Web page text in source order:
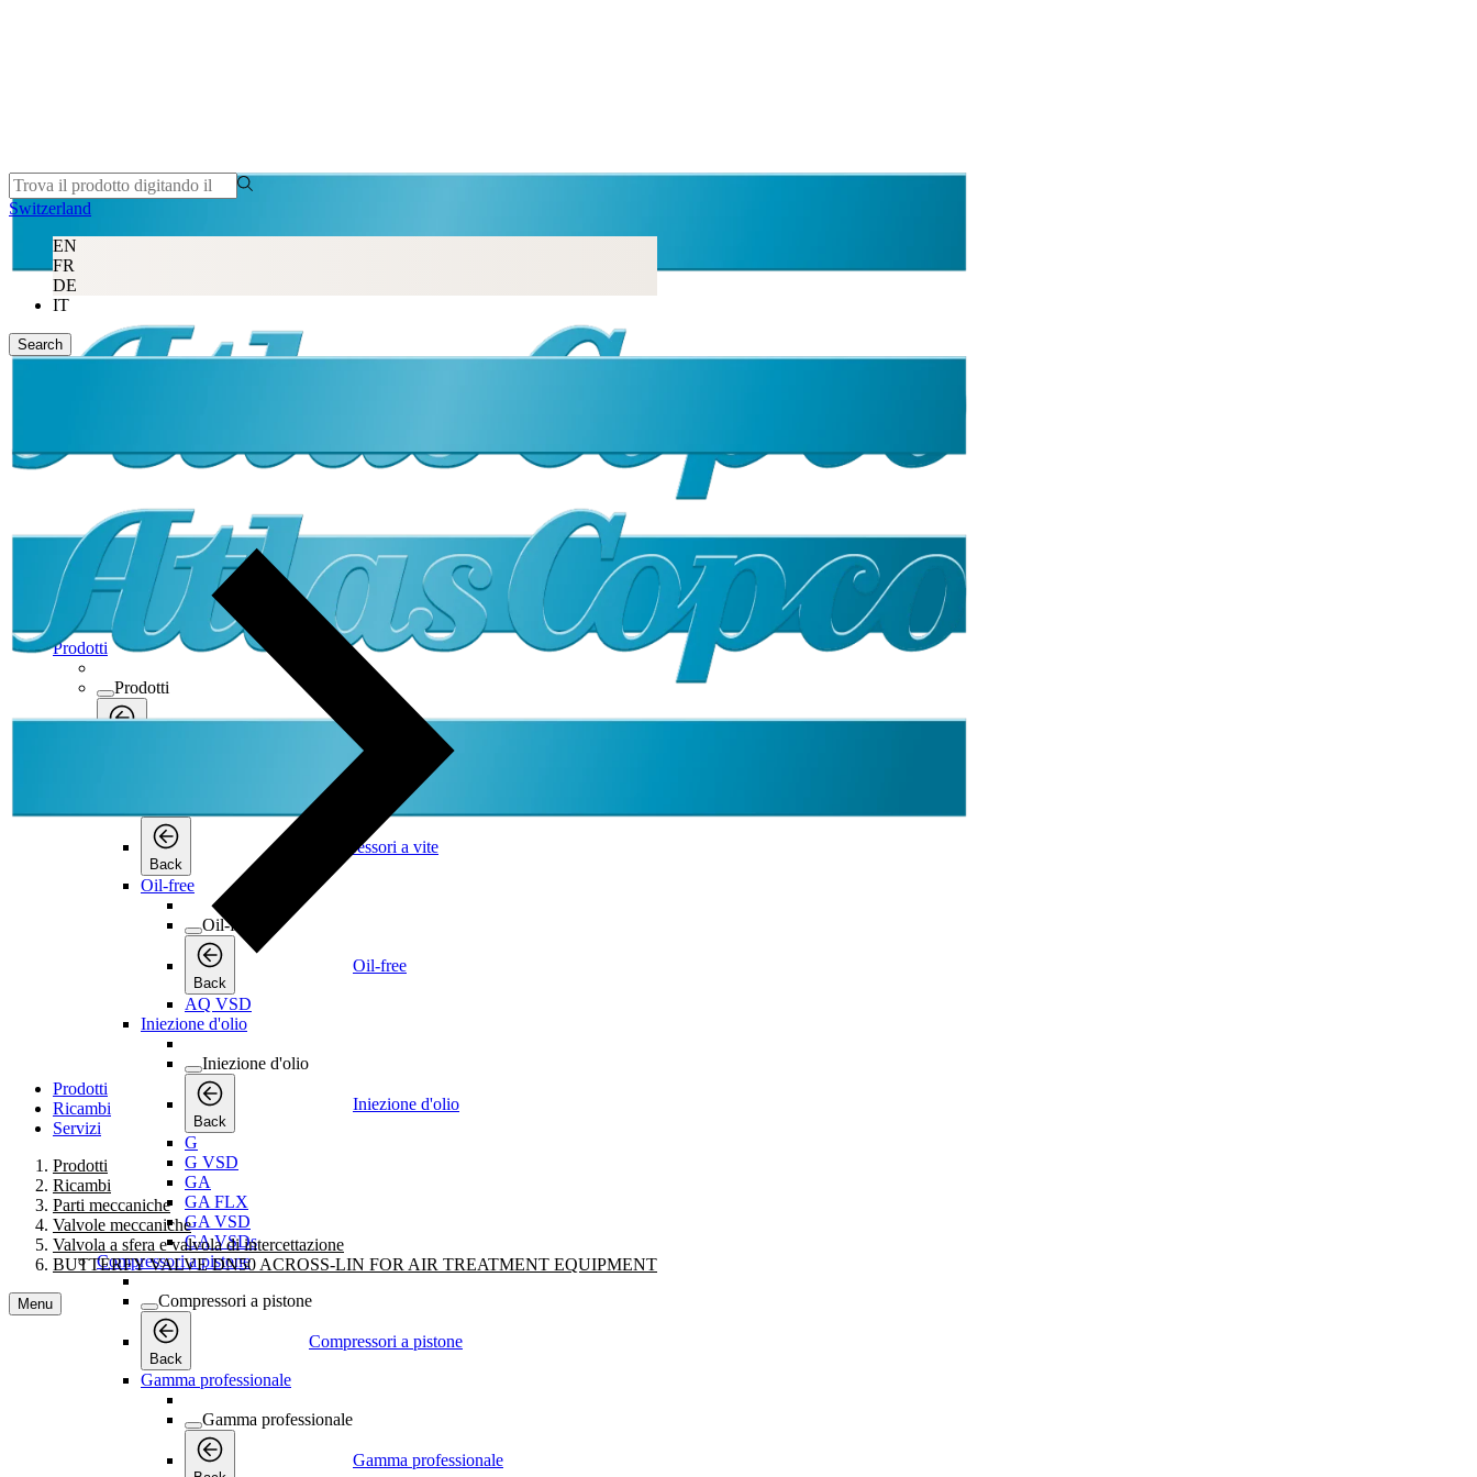
Switzerland
EN
FR
DE
IT
Search
Prodotti
Ricambi
Servizi
Prodotti
Ricambi
Parti meccaniche
Valvole meccaniche
Valvola a sfera e valvola di intercettazione
BUTTERFY VALVE DN50 ACROSS-LIN FOR AIR TREATMENT EQUIPMENT
Menu
Prodotti
Prodotti
Prodotti
Back
Compressori a vite
Oil-free
Oil-free
Back
Oil-free
AQ VSD
Iniezione d'olio
Iniezione d'olio
Back
Iniezione d'olio
G
G VSD
GA
GA FLX
GA VSD
GA VSDs
Compressori a pistone
Compressori a pistone
Back
Compressori a pistone
Gamma professionale
Gamma professionale
Gamma professionale